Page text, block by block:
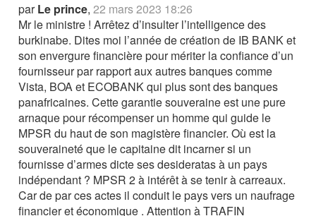
parLe prince,22 mars 2023 18:26
Mr le ministre ! Arrêtez d’insulter l’intelligence des
burkinabe. Dites moi l’année de création de IB BANK et
son envergure financière pour mériter la confiance d’un
fournisseur par rapport aux autres banques comme
Vista, BOA et ECOBANK qui plus sont des banques
panafricaines. Cette garantie souveraine est une pure
arnaque pour récompenser un homme qui guide le
MPSR du haut de son magistère financier. Où est la
souveraineté que le capitaine dit incarner si un
fournisse d’armes dicte ses desideratas à un pays
indépendant ? MPSR 2 à intérêt à se tenir à carreaux.
Car de par ces actes il conduit le pays vers un naufrage
financier et économique . Attention à TRAFIN